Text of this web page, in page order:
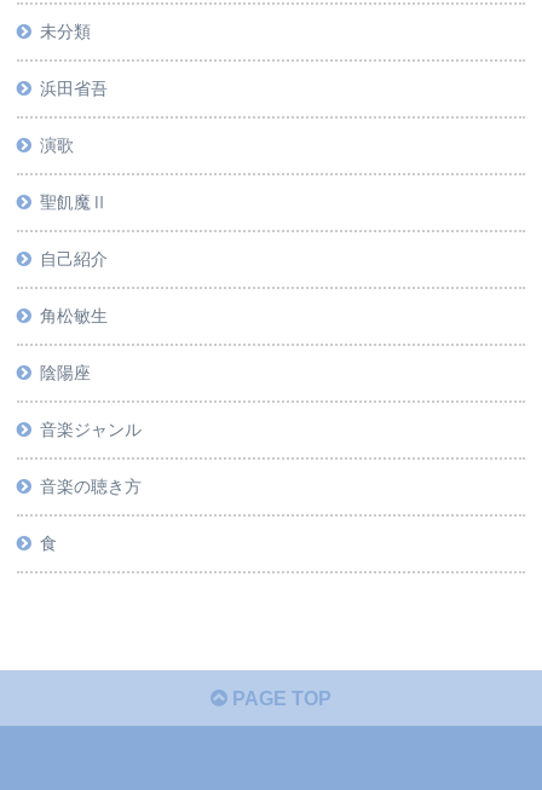
未分類
浜田省吾
演歌
聖飢魔Ⅱ
自己紹介
角松敏生
陰陽座
音楽ジャンル
音楽の聴き方
食
PAGE TOP